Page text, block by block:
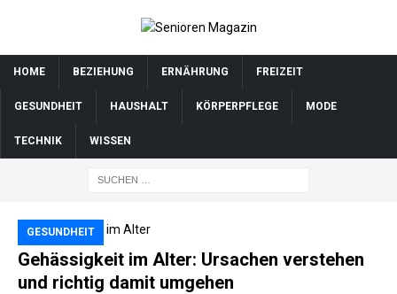
HOME BEZIEHUNG ERNÄHRUNG FREIZEIT
GESUNDHEIT HAUSHALT KÖRPERPFLEGE MODE
TECHNIK WISSEN
GESUNDHEIT
Gehässigkeit im Alter: Ursachen verstehen
und richtig damit umgehen